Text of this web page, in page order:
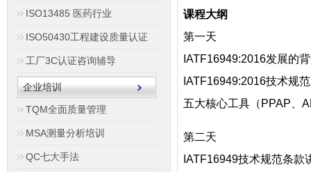
ISO13485 医药行业
ISO50430工程建设质量认证
工厂3C认证咨询辅导
企业培训
TQM全面质量管理
MSA测量分析培训
QC七大手法
课程大纲
第一天
IATF16949:2016发展的
IATF16949:2016技术规
五大核心工具（PPAP、
第二天
IATF16949技术规范条款